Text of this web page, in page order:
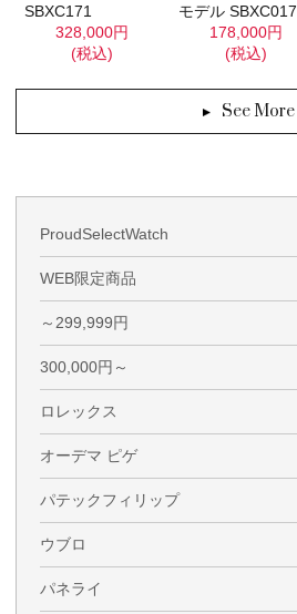
SBXC171
328,000円
(税込)
モデル SBXC017
178,000円
(税込)
See More
ProudSelectWatch
WEB限定商品
～299,999円
300,000円～
ロレックス
オーデマ ピゲ
パテックフィリップ
ウブロ
パネライ